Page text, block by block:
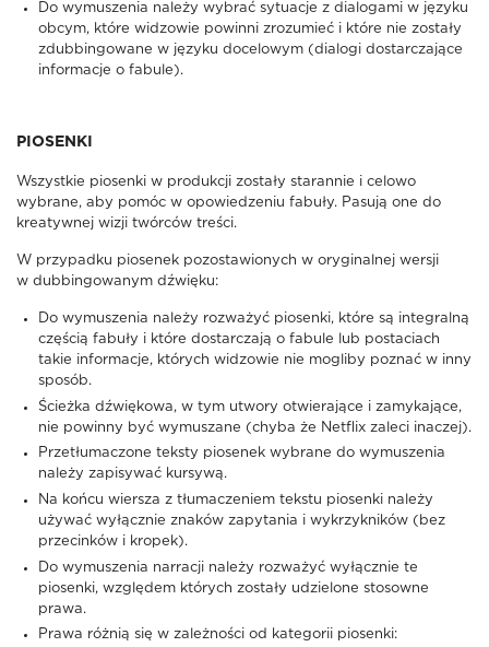
Do wymuszenia należy wybrać sytuacje z dialogami w języku
obcym, które widzowie powinni zrozumieć i które nie zostały
zdubbingowane w języku docelowym (dialogi dostarczające
informacje o fabule).
PIOSENKI
Wszystkie piosenki w produkcji zostały starannie i celowo
wybrane, aby pomóc w opowiedzeniu fabuły. Pasują one do
kreatywnej wizji twórców treści.
W przypadku piosenek pozostawionych w oryginalnej wersji
w dubbingowanym dźwięku:
Do wymuszenia należy rozważyć piosenki, które są integralną
częścią fabuły i które dostarczają o fabule lub postaciach
takie informacje, których widzowie nie mogliby poznać w inny
sposób.
Ścieżka dźwiękowa, w tym utwory otwierające i zamykające,
nie powinny być wymuszane (chyba że Netflix zaleci inaczej).
Przetłumaczone teksty piosenek wybrane do wymuszenia
należy zapisywać kursywą.
Na końcu wiersza z tłumaczeniem tekstu piosenki należy
używać wyłącznie znaków zapytania i wykrzykników (bez
przecinków i kropek).
Do wymuszenia narracji należy rozważyć wyłącznie te
piosenki, względem których zostały udzielone stosowne
prawa.
Prawa różnią się w zależności od kategorii piosenki: